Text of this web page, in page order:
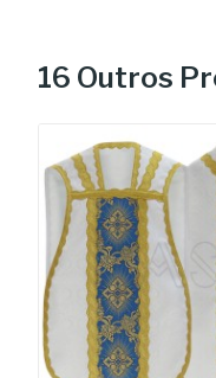
16 Outros